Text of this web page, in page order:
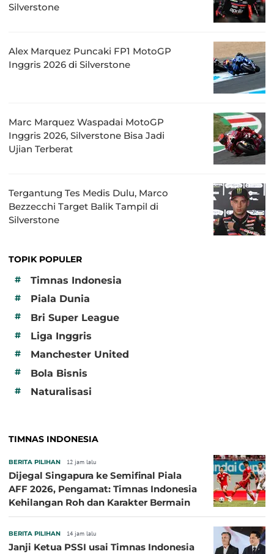
Silverstone
Alex Marquez Puncaki FP1 MotoGP
Inggris 2026 di Silverstone
Marc Marquez Waspadai MotoGP
Inggris 2026, Silverstone Bisa Jadi
Ujian Terberat
Tergantung Tes Medis Dulu, Marco
Bezzecchi Target Balik Tampil di
Silverstone
TOPIK POPULER
#
Timnas Indonesia
# Piala Dunia
# Bri Super League
# Liga Inggris
# Manchester United
# Bola Bisnis
# Naturalisasi
TIMNAS INDONESIA
BERITA PILIHAN 12 jam lalu
Dijegal Singapura ke Semifinal Piala
AFF 2026, Pengamat: Timnas Indonesia
Kehilangan Roh dan Karakter Bermain
BERITA PILIHAN 14 jam lalu
Janji Ketua PSSI usai Timnas Indonesia